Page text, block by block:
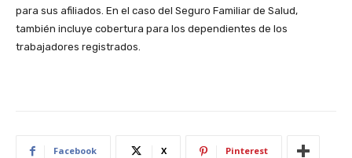
para sus afiliados. En el caso del Seguro Familiar de Salud,
también incluye cobertura para los dependientes de los
trabajadores registrados.
Facebook X Pinterest